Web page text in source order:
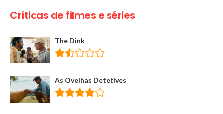
Críticas de filmes e séries
The Dink
As Ovelhas Detetives